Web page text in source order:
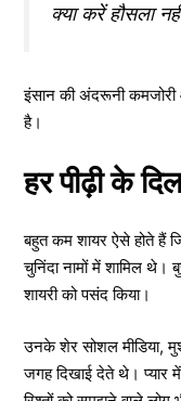
क्या करें हौसला
इंसान की अंदरूनी
है।
हर पीढ़ी के
बहुत कम शायर ऐसे होते हैं
चुनिंदा नामों में शामिल थे।
शायरी को पसंद किया।
उनके शेर सोशल मीडिया,
जगह दिखाई देते थे। प्यार